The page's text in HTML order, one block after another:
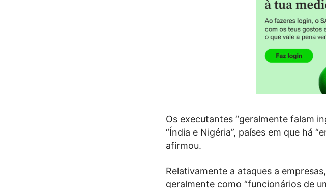
Os executantes “geralmente falam
“Índia e Nigéria”, países em que há
afirmou.
Relativamente a ataques a
geralmente como “funcionários de